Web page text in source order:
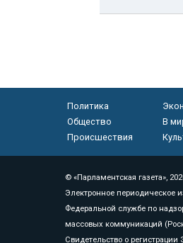
Политика
Общество
В
Происшествия
© «Парламентская газета»,
Электронное периодическое
Федеральной службе по
массовых коммуникаций
Свидетельство о